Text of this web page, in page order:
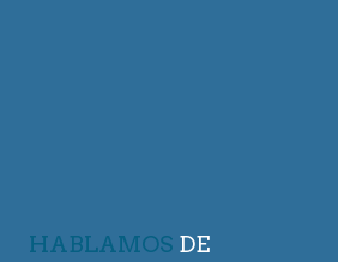
HABLAMOS DE